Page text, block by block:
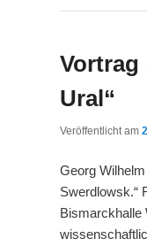
Vortrag
Ural“
Veröffentlicht am
Georg
Swerdlowsk.“
Bismarckhalle